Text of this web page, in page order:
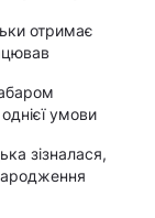
отримає
умови
зізналася,